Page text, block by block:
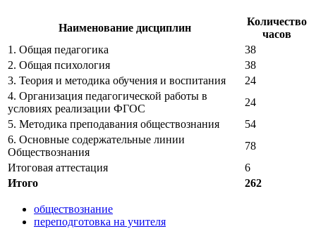
Наименование дисциплин
Количество
часов
1. Общая педагогика
38
2. Общая психология
38
3. Теория и методика обучения и воспитания
24
4. Организация педагогической работы в
условиях реализации ФГОС
24
5. Методика преподавания обществознания
54
6. Основные содержательные линии
Обществознания
78
Итоговая аттестация
6
Итого
262
обществознание
переподготовка на учителя